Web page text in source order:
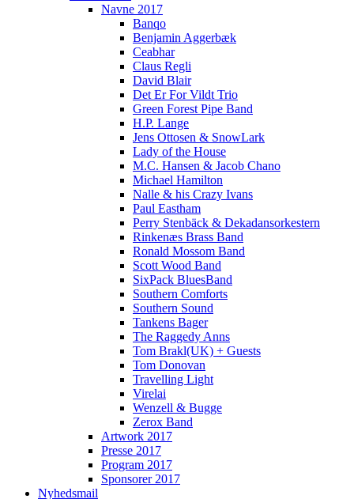
Navne 2017
Banqo
Benjamin Aggerbæk
Ceabhar
Claus Regli
David Blair
Det Er For Vildt Trio
Green Forest Pipe Band
H.P. Lange
Jens Ottosen & SnowLark
Lady of the House
M.C. Hansen & Jacob Chano
Michael Hamilton
Nalle & his Crazy Ivans
Paul Eastham
Perry Stenbäck & Dekadansorkestern
Rinkenæs Brass Band
Ronald Mossom Band
Scott Wood Band
SixPack BluesBand
Southern Comforts
Southern Sound
Tankens Bager
The Raggedy Anns
Tom Brakl(UK) + Guests
Tom Donovan
Travelling Light
Virelai
Wenzell & Bugge
Zerox Band
Artwork 2017
Presse 2017
Program 2017
Sponsorer 2017
Nyhedsmail